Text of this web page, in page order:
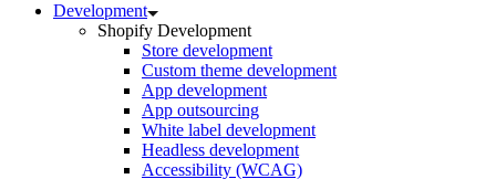
Development
Shopify Development
Store development
Custom theme development
App development
App outsourcing
White label development
Headless development
Accessibility (WCAG)